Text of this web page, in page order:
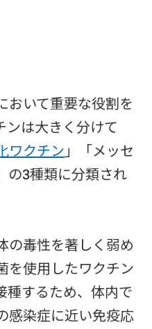
おいて重要な役割を
ンは大きく分けて
ワクチン」「メッセ
の3種類に分類され
の毒性を著しく弱め
を使用したワクチン
種するため、体内で
感染症に近い免疫応